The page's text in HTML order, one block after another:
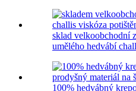
sklad velkoobchodní
umělého hedvábí
100% hedvábný